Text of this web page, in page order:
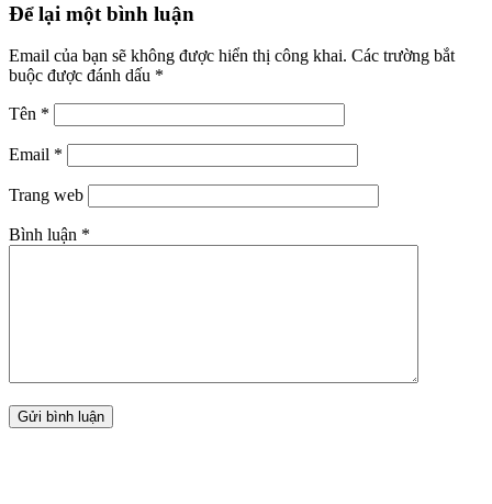
Để lại một bình luận
Email của bạn sẽ không được hiển thị công khai. Các trường bắt
buộc được đánh dấu *
Tên *
Email *
Trang web
Bình luận *